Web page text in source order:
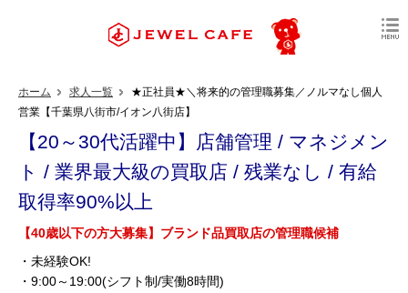
ホーム 求人一覧
★正社員★＼将来的の管理職募集／ノルマなし個人
営業【千葉県八街市/イオン八街店】
【20～30代活躍中】店舗管理 / マネジメン
ト / 業界最大級の買取店 / 残業なし / 有給
取得率90%以上
【40歳以下の方大募集】ブランド品買取店の管理職候補
・未経験OK!
・9:00～19:00(シフト制/実働8時間)